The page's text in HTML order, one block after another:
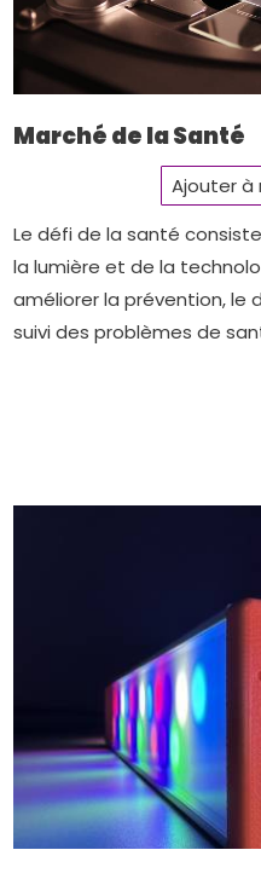
Marché de la Santé
Ajouter à
Le défi de la santé
la lumière et de la
améliorer la prévention,
suivi des problèmes de